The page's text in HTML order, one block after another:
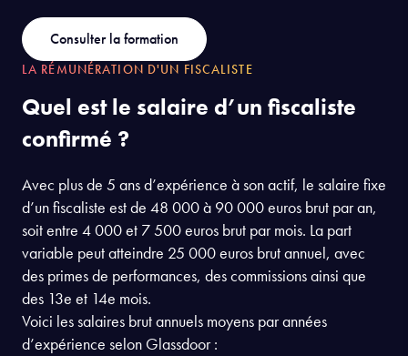
Consulter la formation
LA RÉMUNÉRATION D'UN FISCALISTE
Quel est le salaire d’un fiscaliste
confirmé ?
Avec plus de 5 ans d’expérience à son actif, le salaire fixe
d’un fiscaliste est de 48 000 à 90 000 euros brut par an,
soit entre 4 000 et 7 500 euros brut par mois. La part
variable peut atteindre 25 000 euros brut annuel, avec
des primes de performances, des commissions ainsi que
des 13e et 14e mois.
Voici les salaires brut annuels moyens par années
d’expérience selon Glassdoor :